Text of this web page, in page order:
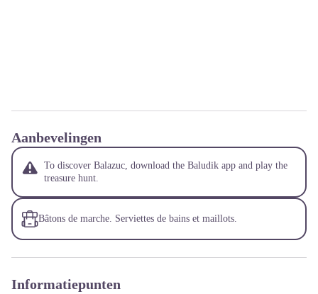
Aanbevelingen
To discover Balazuc, download the Baludik app and play the
treasure hunt.
Bâtons de marche. Serviettes de bains et maillots.
Informatiepunten